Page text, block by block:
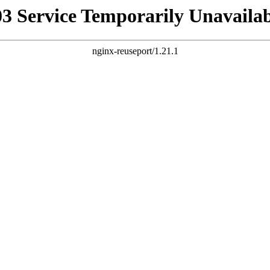
Service Temporarily
nginx-reuseport/1.21.1